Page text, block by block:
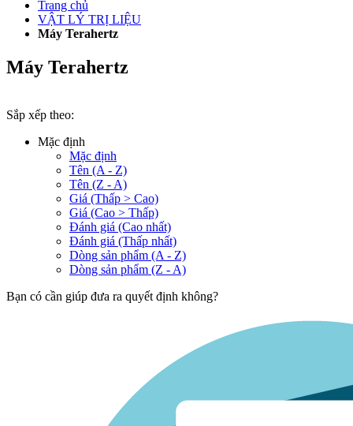
Trang chủ
VẬT LÝ TRỊ LIỆU
Máy Terahertz
Máy Terahertz
Sắp xếp theo:
Mặc định
Mặc định
Tên (A - Z)
Tên (Z - A)
Giá (Thấp > Cao)
Giá (Cao > Thấp)
Đánh giá (Cao nhất)
Đánh giá (Thấp nhất)
Dòng sản phẩm (A - Z)
Dòng sản phẩm (Z - A)
Bạn có cần giúp đưa ra quyết định không?